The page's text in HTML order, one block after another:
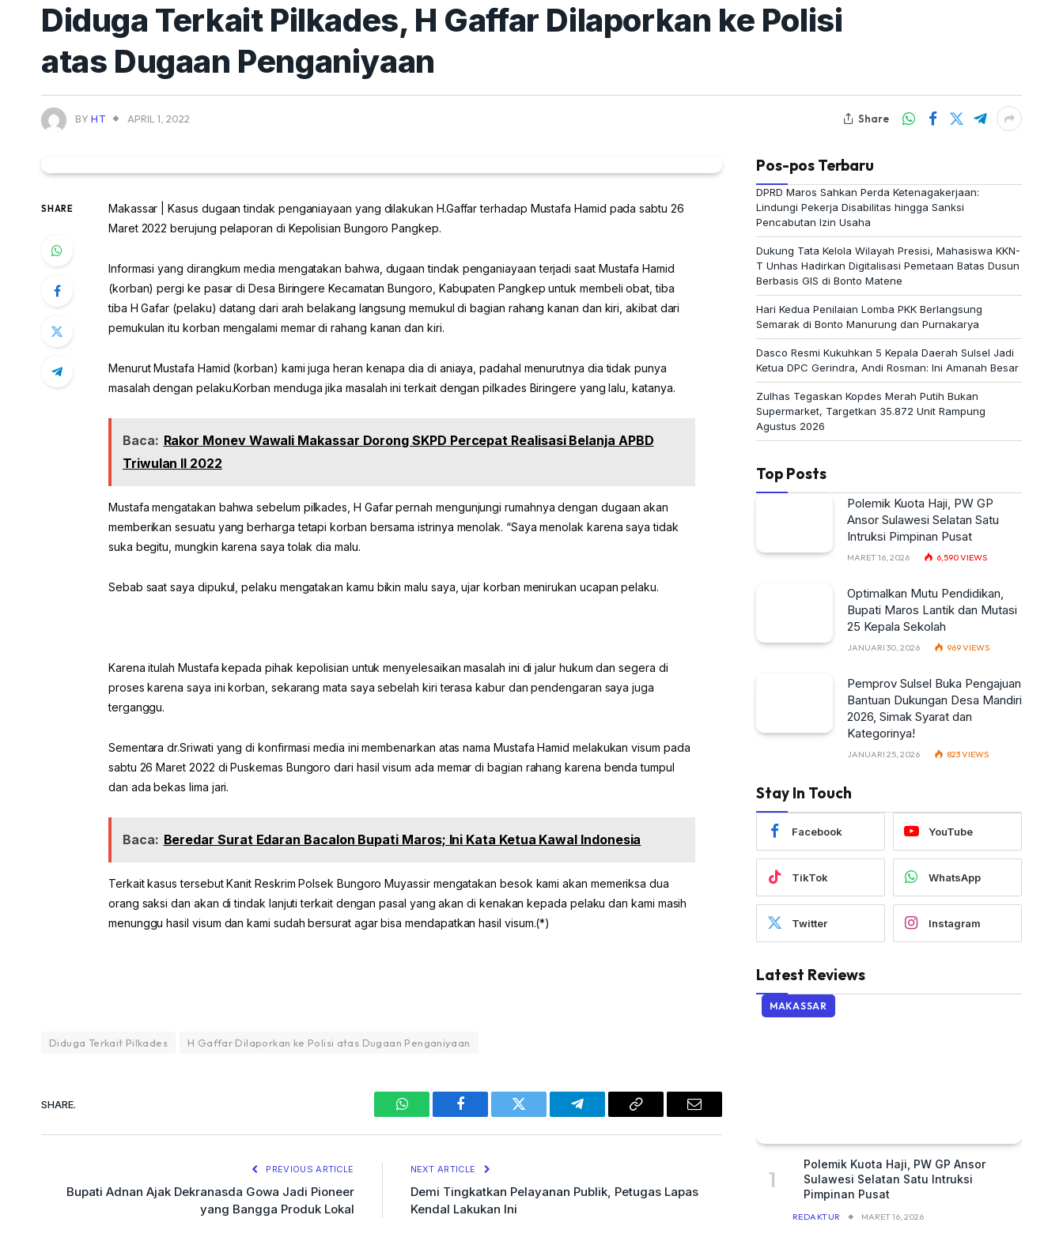
Diduga Terkait Pilkades, H Gaffar Dilaporkan ke Polisi
atas Dugaan Penganiyaan
BY HT APRIL 1, 2022 Share
SHARE
Makassar | Kasus dugaan tindak penganiayaan yang dilakukan H.Gaffar terhadap Mustafa Hamid pada sabtu 26
Maret 2022 berujung pelaporan di Kepolisian Bungoro Pangkep.
Informasi yang dirangkum media mengatakan bahwa, dugaan tindak penganiayaan terjadi saat Mustafa Hamid
(korban) pergi ke pasar di Desa Biringere Kecamatan Bungoro, Kabupaten Pangkep untuk membeli obat, tiba
tiba H Gafar (pelaku) datang dari arah belakang langsung memukul di bagian rahang kanan dan kiri, akibat dari
pemukulan itu korban mengalami memar di rahang kanan dan kiri.
Menurut Mustafa Hamid (korban) kami juga heran kenapa dia di aniaya, padahal menurutnya dia tidak punya
masalah dengan pelaku.Korban menduga jika masalah ini terkait dengan pilkades Biringere yang lalu, katanya.
Baca: Rakor Monev Wawali Makassar Dorong SKPD Percepat Realisasi Belanja APBD
Triwulan ll 2022
Mustafa mengatakan bahwa sebelum pilkades, H Gafar pernah mengunjungi rumahnya dengan dugaan akan
memberikan sesuatu yang berharga tetapi korban bersama istrinya menolak. “Saya menolak karena saya tidak
suka begitu, mungkin karena saya tolak dia malu.
Sebab saat saya dipukul, pelaku mengatakan kamu bikin malu saya, ujar korban menirukan ucapan pelaku.
Karena itulah Mustafa kepada pihak kepolisian untuk menyelesaikan masalah ini di jalur hukum dan segera di
proses karena saya ini korban, sekarang mata saya sebelah kiri terasa kabur dan pendengaran saya juga
terganggu.
Sementara dr.Sriwati yang di konfirmasi media ini membenarkan atas nama Mustafa Hamid melakukan visum pada
sabtu 26 Maret 2022 di Puskemas Bungoro dari hasil visum ada memar di bagian rahang karena benda tumpul
dan ada bekas lima jari.
Baca: Beredar Surat Edaran Bacalon Bupati Maros; Ini Kata Ketua Kawal Indonesia
Terkait kasus tersebut Kanit Reskrim Polsek Bungoro Muyassir mengatakan besok kami akan memeriksa dua
orang saksi dan akan di tindak lanjuti terkait dengan pasal yang akan di kenakan kepada pelaku dan kami masih
menunggu hasil visum dan kami sudah bersurat agar bisa mendapatkan hasil visum.(*)
Diduga Terkait Pilkades H Gaffar Dilaporkan ke Polisi atas Dugaan Penganiyaan
SHARE.
WhatsAppFacebook Twitter Telegram Copy
Email
PREVIOUS ARTICLE
Bupati Adnan Ajak Dekranasda Gowa Jadi Pioneer
yang Bangga Produk Lokal
NEXT ARTICLE
Demi Tingkatkan Pelayanan Publik, Petugas Lapas
Kendal Lakukan Ini
Pos-pos Terbaru
DPRD Maros Sahkan Perda Ketenagakerjaan:
Lindungi Pekerja Disabilitas hingga Sanksi
Pencabutan Izin Usaha
Dukung Tata Kelola Wilayah Presisi, Mahasiswa KKN-
T Unhas Hadirkan Digitalisasi Pemetaan Batas Dusun
Berbasis GIS di Bonto Matene
Hari Kedua Penilaian Lomba PKK Berlangsung
Semarak di Bonto Manurung dan Purnakarya
Dasco Resmi Kukuhkan 5 Kepala Daerah Sulsel Jadi
Ketua DPC Gerindra, Andi Rosman: Ini Amanah Besar
Zulhas Tegaskan Kopdes Merah Putih Bukan
Supermarket, Targetkan 35.872 Unit Rampung
Agustus 2026
Top Posts
Polemik Kuota Haji, PW GP
Ansor Sulawesi Selatan Satu
Intruksi Pimpinan Pusat
MARET 16, 2026 6,590VIEWS
Optimalkan Mutu Pendidikan,
Bupati Maros Lantik dan Mutasi
25 Kepala Sekolah
JANUARI 30, 2026 969VIEWS
Pemprov Sulsel Buka Pengajuan
Bantuan Dukungan Desa Mandiri
2026, Simak Syarat dan
Kategorinya!
JANUARI 25, 2026 823VIEWS
Stay In Touch
Facebook YouTube
TikTok WhatsApp
Twitter Instagram
Latest Reviews
MAKASSAR
Polemik Kuota Haji, PW GP Ansor
Sulawesi Selatan Satu Intruksi
Pimpinan Pusat
REDAKTUR MARET 16, 2026